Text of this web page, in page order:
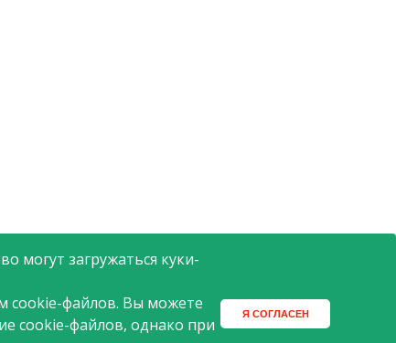
могут загружаться куки-
cookie-файлов. Вы можете
cookie-файлов, однако при
Я СОГЛАСЕН